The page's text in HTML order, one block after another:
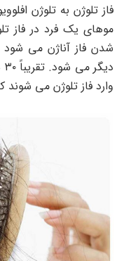
موهای یک فرد در فاز
شدن فاز آناژن می شود
وارد فاز تلوژن می